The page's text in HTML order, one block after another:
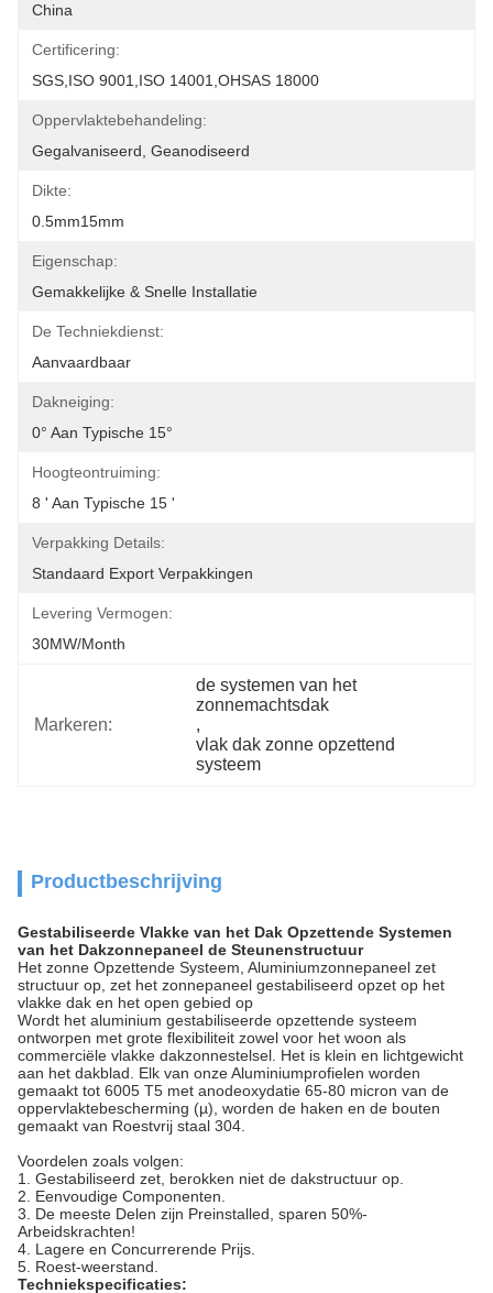
China
Certificering:
SGS,ISO 9001,ISO 14001,OHSAS 18000
Oppervlaktebehandeling:
Gegalvaniseerd, Geanodiseerd
Dikte:
0.5mm15mm
Eigenschap:
Gemakkelijke & Snelle Installatie
De Techniekdienst:
Aanvaardbaar
Dakneiging:
0° Aan Typische 15°
Hoogteontruiming:
8 ' Aan Typische 15 '
Verpakking Details:
Standaard Export Verpakkingen
Levering Vermogen:
30MW/month
Markeren:
de systemen van het
zonnemachtsdak
,
vlak dak zonne opzettend
systeem
Productbeschrijving
Gestabiliseerde Vlakke van het Dak Opzettende Systemen
van het Dakzonnepaneel de Steunenstructuur
Het zonne Opzettende Systeem, Aluminiumzonnepaneel zet
structuur op, zet het zonnepaneel gestabiliseerd opzet op het
vlakke dak en het open gebied op
Wordt het aluminium gestabiliseerde opzettende systeem
ontworpen met grote flexibiliteit zowel voor het woon als
commerciële vlakke dakzonnestelsel. Het is klein en lichtgewicht
aan het dakblad. Elk van onze Aluminiumprofielen worden
gemaakt tot 6005 T5 met anodeoxydatie 65-80 micron van de
oppervlaktebescherming (µ), worden de haken en de bouten
gemaakt van Roestvrij staal 304.
Voordelen zoals volgen:
1. Gestabiliseerd zet, berokken niet de dakstructuur op.
2. Eenvoudige Componenten.
3. De meeste Delen zijn Preinstalled, sparen 50%-
Arbeidskrachten!
4. Lagere en Concurrerende Prijs.
5. Roest-weerstand.
Techniekspecificaties: